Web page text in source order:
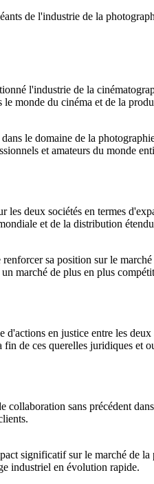
de l'industrie de la
l'industrie de la
monde du cinéma et de la
le domaine de la
et amateurs du monde
deux sociétés en termes
et de la distribution
sa position sur le
marché de plus en plus
en justice entre les
de ces querelles juridiques et
sans précédent
significatif sur le marché de
industriel en évolution rapide.